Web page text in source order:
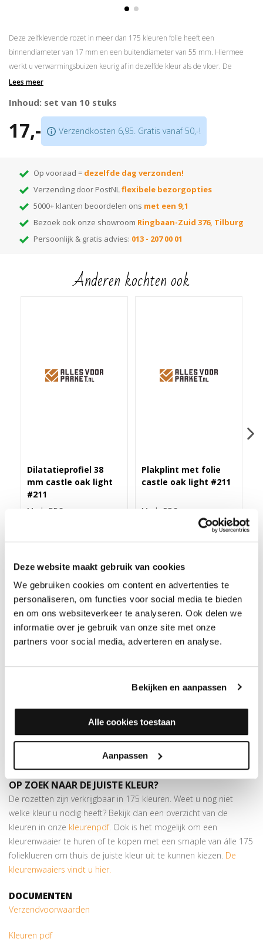
Deze website maakt gebruik van cookies
We gebruiken cookies om content en advertenties te
personaliseren, om functies voor social media te bieden
en om ons websiteverkeer te analyseren. Ook delen we
informatie over je gebruik van onze site met onze
partners voor social media, adverteren en analyse.
Bekijken en aanpassen
Alle cookies toestaan
Aanpassen
Deze zelfklevende rozet in meer dan 175 kleuren folie heeft een
binnendiameter van 17 mm en een buitendiameter van 55 mm. Hiermee
werkt u verwarmingsbuizen keurig af in dezelfde kleur als de vloer. De
rozetten zijn eenvoudig op maat te maken door middel van een
Zelfklevend
Bestaat uit 2 delen; u hoeft geen buizen te demonteren
Verkrijgbaar in meer dan175 kleuren
prijs is per 10 stuks!
Lees meer
Inhoud: set van 10 stuks
17,- Verzendkosten 6,95. Gratis vanaf 50,-!
Op vooraad = dezelfde dag verzonden!
Verzending door PostNLflexibele bezorgopties
5000+ klanten beoordelen ons met een 9,1
Bezoek ook onze showroom Ringbaan-Zuid 376, Tilburg
Persoonlijk & gratis advies: 013 - 207 00 01
Anderen kochten ook
Dilatatieprofiel 38
mm castle oak light
#211
Merk: PPC
Plakplint met folie
castle oak light #211
Merk: PPC
ZELFKL. ROZET (17 MM) CASTLE OAK LIGHT #211
(10 ST)
Deze zelfklevende rozet in meer dan 175 kleuren folie heeft een
binnendiameter van 17 mm en een buitendiameter van 55 mm.
als de vloer. De rozetten zijn eenvoudig op maat te maken door
Bestaat uit 2 delen; u hoeft geen buizen te demonteren
Verkrijgbaar in meer dan175 kleuren
prijs is per 10 stuks!
OP ZOEK NAAR DE JUISTE KLEUR?
De rozetten zijn verkrijgbaar in 175 kleuren. Weet u nog niet
welke kleur u nodig heeft? Bekijk dan een overzicht van de
kleuren in onze kleurenpdf. Ook is het mogelijk om een
kleurenwaaier te huren of te kopen met een smaple van álle 175
folieklueren om thuis de juiste kleur uit te kunnen kiezen. De
kleurenwaaiers vindt u hier.
DOCUMENTEN
Verzendvoorwaarden
Kleuren pdf